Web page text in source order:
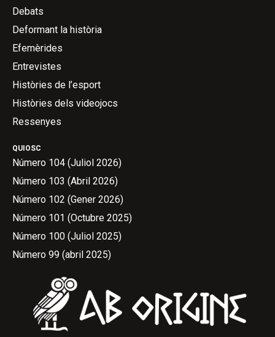
QUIOSC
Número 104 (Juliol 2026)
Número 103 (Abril 2026)
Número 102 (Gener 2026)
Número 101 (Octubre 2025)
Número 100 (Juliol 2025)
Número 99 (abril 2025)
Debats
Deformant la història
Efemèrides
Entrevistes
Històries de l’esport
Històries dels videojocs
Ressenyes